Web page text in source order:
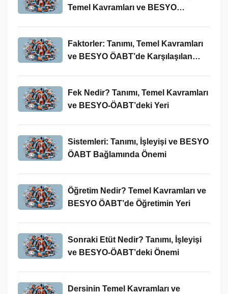
Temel Kavramları ve BESYO
Faktorler: Tanımı, Temel Kavramları
ve BESYO ÖABT’de Karşılaşılan
Fek Nedir? Tanımı, Temel Kavramları
ve BESYO-ÖABT’deki Yeri
Sistemleri: Tanımı, İşleyişi ve BESYO
ÖABT Bağlamında Önemi
Öğretim Nedir? Temel Kavramları ve
BESYO ÖABT’de Öğretimin Yeri
Sonraki Etüt Nedir? Tanımı, İşleyişi
ve BESYO-ÖABT’deki Önemi
Dersinin Temel Kavramları ve